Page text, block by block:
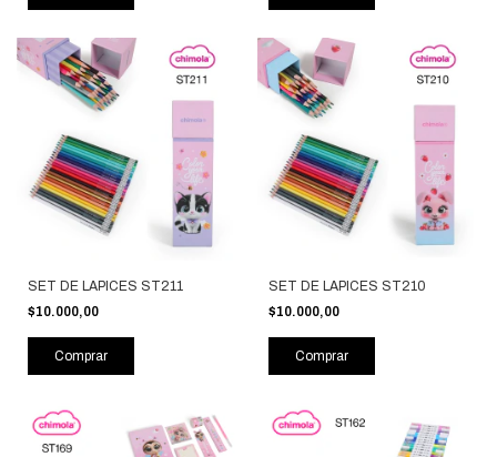
SET DE LAPICES ST211
$10.000,00
Comprar
SET DE LAPICES ST210
$10.000,00
Comprar